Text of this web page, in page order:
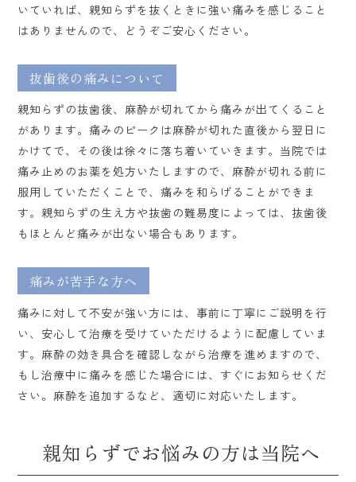
いていれば、親知らずを抜くときに強い痛みを感じること
はありませんので、どうぞご安心ください。
抜歯後の痛みについて
親知らずの抜歯後、麻酔が切れてから痛みが出てくること
があります。痛みのピークは麻酔が切れた直後から翌日に
かけてで、その後は徐々に落ち着いていきます。当院では
痛み止めのお薬を処方いたしますので、麻酔が切れる前に
服用していただくことで、痛みを和らげることができま
す。親知らずの生え方や抜歯の難易度によっては、抜歯後
もほとんど痛みが出ない場合もあります。
痛みが苦手な方へ
痛みに対して不安が強い方には、事前に丁寧にご説明を行
い、安心して治療を受けていただけるように配慮していま
す。麻酔の効き具合を確認しながら治療を進めますので、
もし治療中に痛みを感じた場合には、すぐにお知らせくだ
さい。麻酔を追加するなど、適切に対応いたします。
親知らずでお悩みの方は当院へ